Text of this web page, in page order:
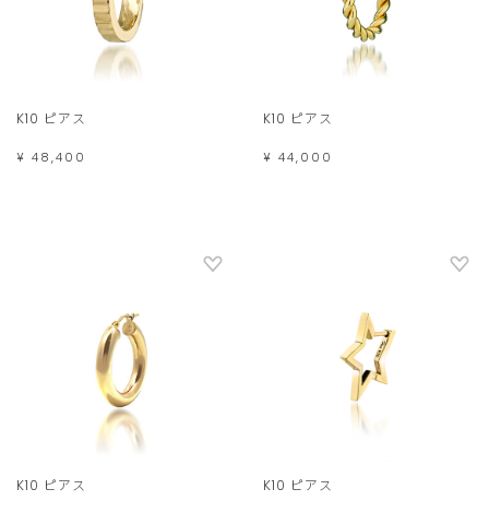
K10 ピアス
¥ 48,400
K10 ピアス
¥ 44,000
K10 ピアス K10 ピアス